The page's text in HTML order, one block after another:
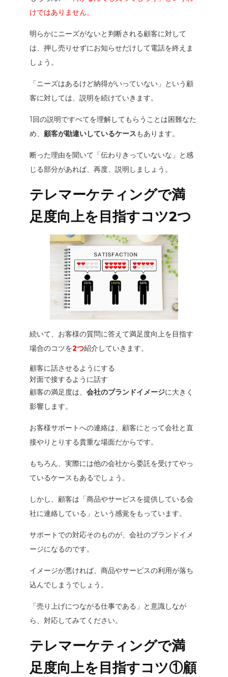
けではありません。
明らかにニーズがないと判断される顧客に対して
は、押し売りせずにお知らせだけして電話を終えま
しょう。
「ニーズはあるけど納得がいっていない」という顧
客に対しては、説明を続けていきます。
1回の説明ですべてを理解してもらうことは困難なた
め、 顧客が勘違いしているケースもあります。
断った理由を聞いて「伝わりきっていないな 」と感
じる部分があれば、再度、説明しましょう。
テレマーケティングで満
足度向上を目指すコツ2つ
続いて、お客様の質問に答えて満足度向上を目指す
場合のコツを2つ紹介していきます。
顧客に話させるようにする
対面で接するように話す
顧客の満足度は、会社のブランドイメージに大きく
影響します。
お客様サポートへの連絡は、顧客にとって会社と直
接やりとりする貴重な場面だからです。
もちろん、実際には他の会社から委託を受けてやっ
ているケースもあるでしょう。
しかし、顧客は「商品やサービスを提供している会
社に連絡している 」という感覚をもっています。
サポートでの対応そのものが、会社のブランドイメ
ージになるのです。
イメージが悪ければ、商品やサービスの利用が落ち
込んでしまうでしょう。
「売り上げにつながる仕事である 」と意識しなが
ら、対応してみてください。
テレマーケティングで満
足度向上を目指すコツ①顧